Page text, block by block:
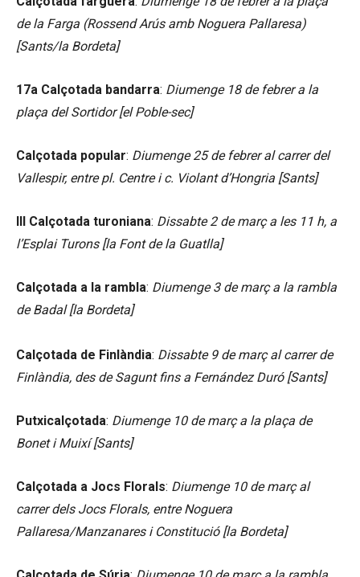
de la Farga (Rossend Arús amb Noguera Pallaresa)
[Sants/la Bordeta]
17a Calçotada bandarra: Diumenge 18 de febrer a la
plaça del Sortidor [el Poble-sec]
Calçotada popular: Diumenge 25 de febrer al carrer del
Vallespir, entre pl. Centre i c. Violant d’Hongria [Sants]
III Calçotada turoniana: Dissabte 2 de març a les 11 h, a
l’Esplai Turons [la Font de la Guatlla]
Calçotada a la rambla: Diumenge 3 de març a la rambla
de Badal [la Bordeta]
Calçotada de Finlàndia: Dissabte 9 de març al carrer de
Finlàndia, des de Sagunt fins a Fernández Duró [Sants]
Putxicalçotada: Diumenge 10 de març a la plaça de
Bonet i Muixí [Sants]
Calçotada a Jocs Florals: Diumenge 10 de març al
carrer dels Jocs Florals, entre Noguera
Pallaresa/Manzanares i Constitució [la Bordeta]